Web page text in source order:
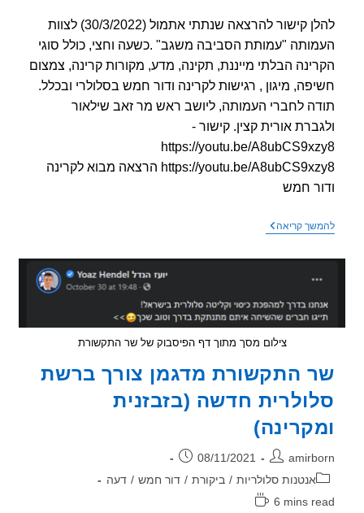
לפרק
אנטנות
סלולר
התושבים
יפגעו"
להלן קישור להרצאה שנתתי אתמול (30/3/2022) לצוות
"עמותת הסביבה משגב" .כשעה וחצי, כולל סוגי
הבלתי מייננת, תקינה, מדע, מקורות קרינה, צמצום
מיגון , רגישות לקרינה ודור חמש בסלולרי ובכלל.
לחברי העמותה, ליושב ראש מר זאב שילאור
אורית קצין. קישור -
https://youtu.be/
https://youtu.be/A8ubCS9xzy8 הרצאה מבוא לקרינה
חמש
קריאההרצאה
מייננת
על
דור
חמש
בסלולרי
צילום מסך מתוך דף הפיסבוק של שר התקשורת
התקשורת מדגמן צורך ברשת
חדשה (בזבזנית
פורסם:
08/11/2021
אנטנות סלולריות / ביקורת / דור חמש / דעה
6 mins